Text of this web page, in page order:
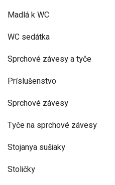
Madlá k WC
WC sedátka
Sprchové závesy a tyče
Príslušenstvo
Sprchové závesy
Tyče na sprchové závesy
Stojanya sušiaky
Stoličky